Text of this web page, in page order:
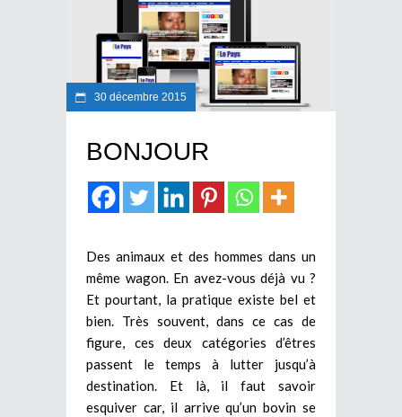
30 décembre 2015
BONJOUR
Des animaux et des hommes dans un
même wagon. En avez-vous déjà vu ?
Et pourtant, la pratique existe bel et
bien. Très souvent, dans ce cas de
figure, ces deux catégories d’êtres
passent le temps à lutter jusqu’à
destination. Et là, il faut savoir
esquiver car, il arrive qu’un bovin se